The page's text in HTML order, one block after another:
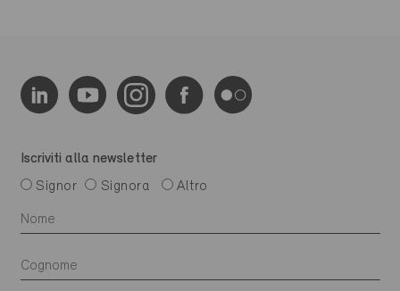
Iscriviti alla newsletter
Signor
Signora Altro